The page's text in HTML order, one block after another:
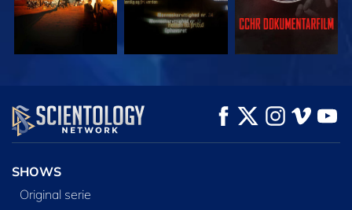
SE UDFORSK SERIEN
SHOWS
Original serie